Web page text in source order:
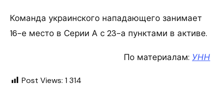
Команда украинского нападающего занимает
16-е место в Серии А с 23-а пунктами в активе.
По материалам: УНН
Post Views: 1 314